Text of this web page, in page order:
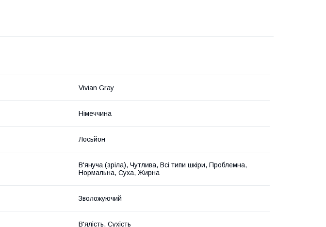
Vivian Gray
Німеччина
Лосьйон
В'януча (зріла), Чутлива, Всі типи шкіри, Проблемна,
Нормальна, Суха, Жирна
Зволожуючий
В'ялість, Сухість